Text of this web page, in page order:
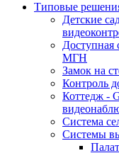
Типовые
Детские
Доступная
МГН
Замок на
Контроль
Коттедж -
Система
Системы